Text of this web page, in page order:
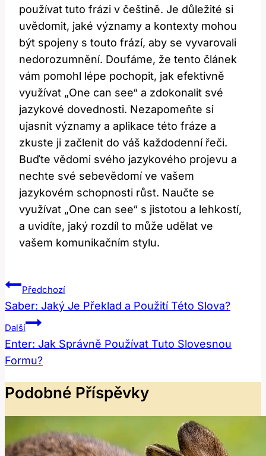
používat tuto frázi v češtině. Je důležité si
uvědomit, jaké významy a kontexty mohou
být spojeny s touto frází, aby se vyvarovali
nedorozumnění. Doufáme, že tento článek
vám pomohl lépe pochopit, jak efektivně
využívat „One can see“ a zdokonalit své
jazykové dovednosti. Nezapomeňte si
ujasnit významy a aplikace této fráze a
zkuste ji začlenit do váš každodenní řeči.
Buďte vědomi svého jazykového projevu a
nechte své sebevědomí ve vašem
jazykovém schopnosti růst. Naučte se
využívat „One can see“ s jistotou a lehkostí,
a uvidíte, jaký rozdíl to může udělat ve
vašem komunikačním stylu.
Navigace
Pro
Příspěvek
Předchozí
Saber: Jaký Je Překlad a Použití Této Slova?
Další
Enter: Jak Správně Používat Tuto Slovesnou
Formu?
Podobné Příspěvky